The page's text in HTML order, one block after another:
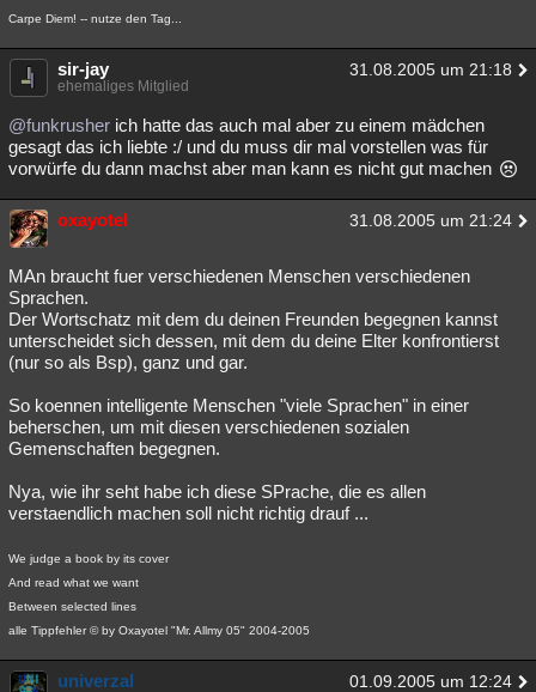
Musik Clash
Übersichten
Besucht Teilgenommen
Lesenswert Schlüsselwörter
Carpe Diem! -- nutze den Tag...
sir-jay 31.08.2005 um 21:18
ehemaliges Mitglied
@funkrusher ich hatte das auch mal aber zu einem mädchen
gesagt das ich liebte :/ und du muss dir mal vorstellen was für
vorwürfe du dann machst aber man kann es nicht gut machen
oxayotel 31.08.2005 um 21:24
MAn braucht fuer verschiedenen Menschen verschiedenen
Sprachen.
Der Wortschatz mit dem du deinen Freunden begegnen kannst
unterscheidet sich dessen, mit dem du deine Elter konfrontierst
(nur so als Bsp), ganz und gar.
So koennen intelligente Menschen "viele Sprachen" in einer
beherschen, um mit diesen verschiedenen sozialen
Gemenschaften begegnen.
Nya, wie ihr seht habe ich diese SPrache, die es allen
verstaendlich machen soll nicht richtig drauf ...
We judge a book by its cover
And read what we want
Between selected lines
alle Tippfehler © by Oxayotel "Mr. Allmy 05" 2004-2005
univerzal 01.09.2005 um 12:24